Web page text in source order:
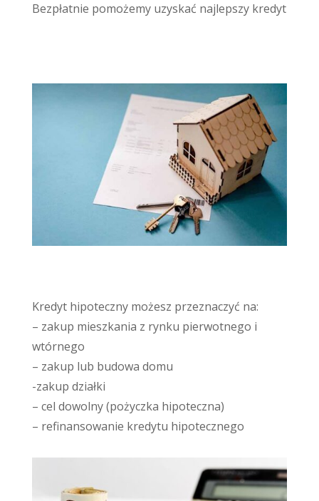
Bezpłatnie pomożemy uzyskać najlepszy kredyt
Kredyt hipoteczny możesz przeznaczyć na:
– zakup mieszkania z rynku pierwotnego i
wtórnego
– zakup lub budowa domu
-zakup działki
– cel dowolny (pożyczka hipoteczna)
– refinansowanie kredytu hipotecznego